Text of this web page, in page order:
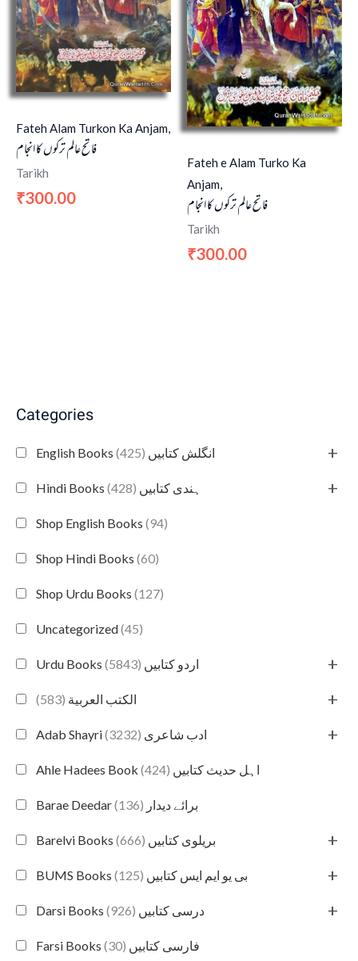
Categories
English Books انگلش کتابیں (425) +
Hindi Books ہندی کتابیں (428) +
Shop English Books (94)
Shop Hindi Books (60)
Shop Urdu Books (127)
Uncategorized(45)
Urdu Books اردو کتابیں (5843) +
الكتب العربية (583) +
Adab Shayri ادب شاعری (3232) +
Ahle Hadees Book اہل حدیث کتابیں (424)
Barae Deedar برائے دیدار (136)
Barelvi Books بریلوی کتابیں (666) +
BUMS Books بی یو ایم ایس کتابیں (125) +
Darsi Books درسی کتابیں (926) +
Farsi Books فارسی کتابیں (30)
Fateh Alam Turkon Ka Anjam,
فاتح عالم ترکوں کا انجام
Tarikh
₹300.00
Fateh e Alam Turko Ka
Anjam,
فاتح عالم ترکوں کا انجام
Tarikh
₹300.00